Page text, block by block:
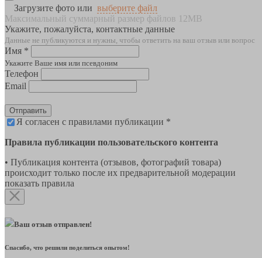
Загрузите фото или выберите файл
Максимальный суммарный размер файлов 12MB
Укажите, пожалуйста, контактные данные
Данные не публикуются и нужны, чтобы ответить на ваш отзыв или вопрос
Имя *
Укажите Ваше имя или псевдоним
Телефон
Email
Отправить
Я согласен с правилами публикации *
Правила публикации пользовательского контента
• Публикация контента (отзывов, фотографий товара)
происходит только после их предварительной модерации
показать правила
Ваш отзыв отправлен!
Спасибо, что решили поделиться опытом!